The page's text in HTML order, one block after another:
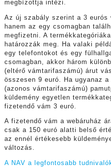
megbízottja intézi.
Az új szabály szerint a 3 eurós
hanem az egy csomagban
megfizetni. A
határozzák meg. Ha valaki
egy telefontokot és egy
csomagban, akkor három
(eltérő vámtarifaszámú) árut
összesen 9 euró. Ha ugyanaz
(azonos vámtarifaszámú)
küldemény egyetlen
fizetendő vám 3 euró.
A fizetendő vám a webáruház
csak a 150 euró alatti belső
az ennél értékesebb
változás.
A NAV a legfontosabb